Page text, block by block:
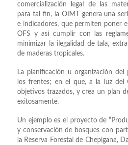
comercialización legal de las
para tal fin, la OIMT genera una
e indicadores, que permiten poner
OFS y así cumplir con las
minimizar la ilegalidad de tala,
de maderas tropicales.
La planificación u organización
los frentes; en el que, a la luz del
objetivos trazados, y crea un plan
exitosamente.
Un ejemplo es el proyecto de
y conservación de bosques con
la Reserva Forestal de Chepigana,